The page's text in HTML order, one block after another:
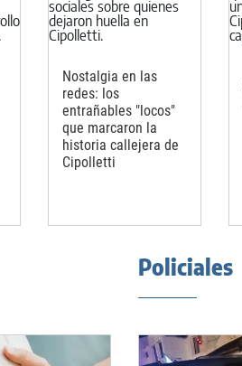
Nostalgia en las
redes: los
entrañables "locos"
que marcaron la
historia callejera de
Cipolletti
Policiales